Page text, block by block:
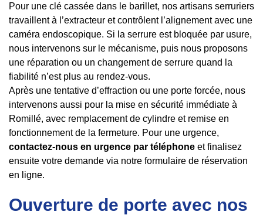
Pour une clé cassée dans le barillet, nos artisans serruriers
travaillent à l’extracteur et contrôlent l’alignement avec une
caméra endoscopique. Si la serrure est bloquée par usure,
nous intervenons sur le mécanisme, puis nous proposons
une réparation ou un changement de serrure quand la
fiabilité n’est plus au rendez-vous.
Après une tentative d’effraction ou une porte forcée, nous
intervenons aussi pour la mise en sécurité immédiate à
Romillé, avec remplacement de cylindre et remise en
fonctionnement de la fermeture. Pour une urgence,
contactez-nous en urgence par téléphone et finalisez
ensuite votre demande via notre formulaire de réservation
en ligne.
Ouverture de porte avec nos